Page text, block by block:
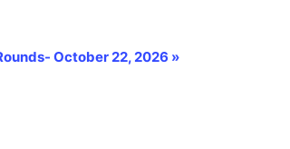
October 22, 2026 »